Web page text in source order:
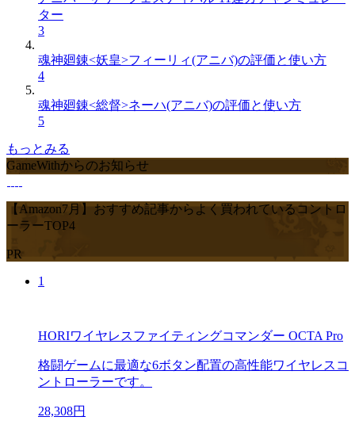
ター
3
魂神廻錬<妖皇>フィーリィ(アニバ)の評価と使い方
4
魂神廻錬<総督>ネーハ(アニバ)の評価と使い方
5
もっとみる
GameWithからのお知らせ
【Amazon7月】おすすめ記事からよく買われているコントロ
ーラーTOP4
PR
1
HORIワイヤレスファイティングコマンダー OCTA Pro
格闘ゲームに最適な6ボタン配置の高性能ワイヤレスコ
ントローラーです。
28,308円